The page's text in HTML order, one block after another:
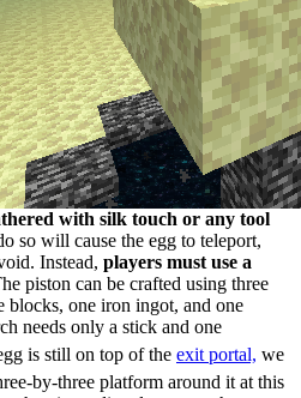
with silk touch or any tool
so will cause the egg to teleport,
Instead, players must use a
piston can be crafted using three
blocks, one iron ingot, and one
needs only a stick and one
is still on top of the exit portal, we
by-three platform around it at this